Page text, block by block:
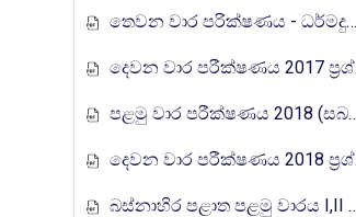
තෙවන වාර පරික්ෂණය - ධර්මදුත විද්‍යාලය 2017
දෙවන වාර පරීක්ෂණය 2017 ප්‍රශ්න පත්‍රය I,II පිළියන්දල කලාපය
පළමු වාර පරීක්ෂණය 2018 (සබරගමු පළාත)
දෙවන වාර පරීක්ෂණය 2018 ප්‍රශ්න පත්‍රය I,II බස්නාහිර පළාත
බස්නාහිර පළාත පළමු වාරය I,II ප්‍රශ්න පත්‍රය 2018